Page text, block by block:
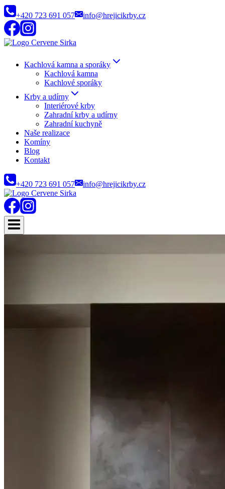
Přeskočit
na
obsah
+420 723 691 057 info@hrejicikrby.cz
Kachlová kamna a sporáky
Kachlová kamna
Kachlové sporáky
Krby a udírny
Interiérové krby
Zahradní krby a udírny
Zahradní kuchyně
Naše realizace
Komíny
Blog
Kontakt
+420 723 691 057 info@hrejicikrby.cz